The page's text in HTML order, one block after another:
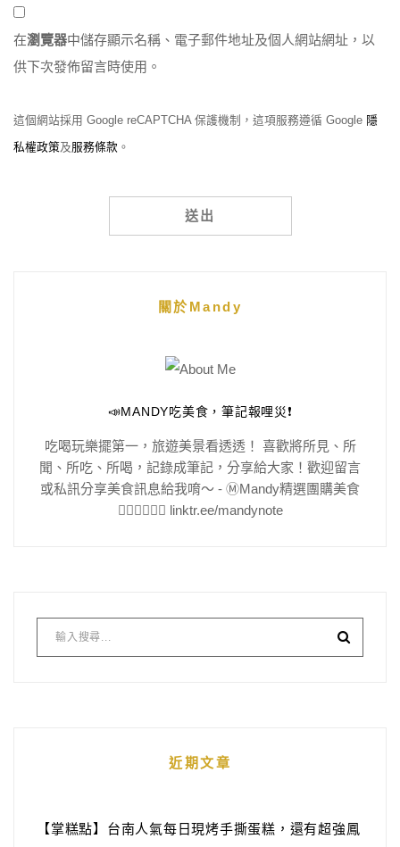
在瀏覽器中儲存顯示名稱、電子郵件地址及個人網站網址，以
供下次發佈留言時使用。
這個網站採用 Google reCAPTCHA 保護機制，這項服務遵循 Google 隱
私權政策及服務條款 。
關於Mandy
📣MANDY吃美食，筆記報哩災❗️
吃喝玩樂擺第一，旅遊美景看透透！ 喜歡將所見、所
聞、所吃、所喝，記錄成筆記，分享給大家！歡迎留言
或私訊分享美食訊息給我唷～ - Ⓜ️Mandy精選團購美食
👇🏻👇🏻👇🏻 linktr.ee/mandynote
近期文章
【掌糕點】台南人氣每日現烤手撕蛋糕，還有超強鳳